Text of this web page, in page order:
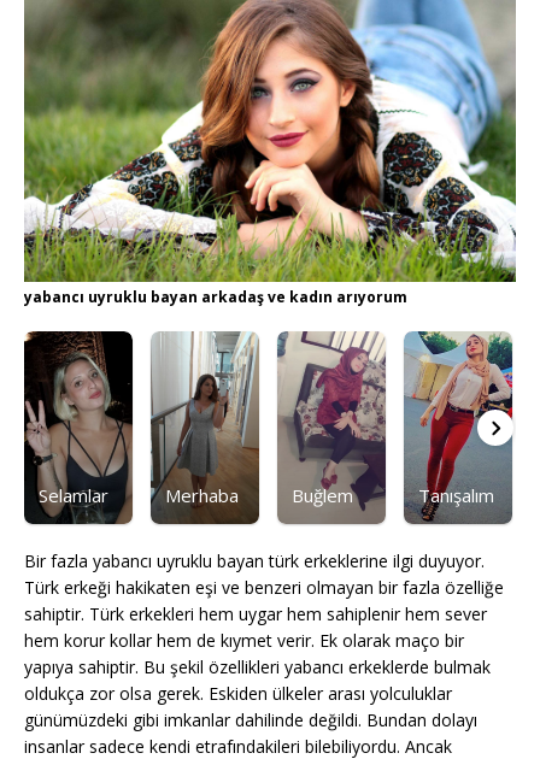
yabancı uyruklu bayan arkadaş ve kadın arıyorum
Selamlar Merhaba Buğlem Tanışalım
Bir fazla yabancı uyruklu bayan türk erkeklerine ilgi duyuyor.
Türk erkeği hakikaten eşi ve benzeri olmayan bir fazla özelliğe
sahiptir. Türk erkekleri hem uygar hem sahiplenir hem sever
hem korur kollar hem de kıymet verir. Ek olarak maço bir
yapıya sahiptir. Bu şekil özellikleri yabancı erkeklerde bulmak
oldukça zor olsa gerek. Eskiden ülkeler arası yolculuklar
günümüzdeki gibi imkanlar dahilinde değildi. Bundan dolayı
insanlar sadece kendi etrafındakileri bilebiliyordu. Ancak